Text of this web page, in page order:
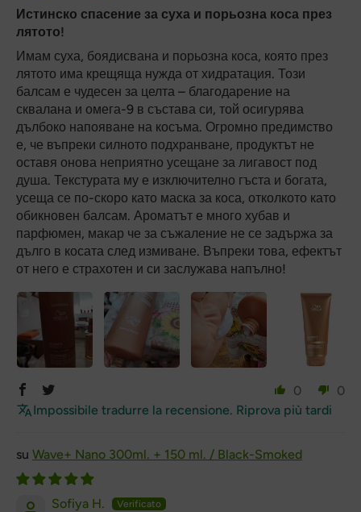
Истинско спасение за суха и порьозна коса през
лятото!
Имам суха, боядисвана и порьозна коса, която през
лятото има крещяща нужда от хидратация. Този
балсам е чудесен за целта – благодарение на
сквалана и омега-9 в състава си, той осигурява
дълбоко напояване на косъма. Огромно предимство
е, че въпреки силното подхранване, продуктът не
оставя онова неприятно усещане за лигавост под
душа. Текстурата му е изключително гъста и богата,
усеща се по-скоро като маска за коса, отколкото като
обикновен балсам. Ароматът е много хубав и
парфюмен, макар че за съжаление не се задържа за
дълго в косата след измиване. Въпреки това, ефектът
от него е страхотен и си заслужава напълно!
0
0
Impossibile tradurre la recensione. Riprova più tardi
Wave+ Nano 300ml. + 150 ml. / Black-Smoked
Sofiya H.